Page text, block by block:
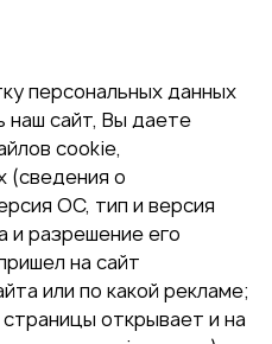
персональных данных
наш сайт, Вы даете
cookie,
(сведения о
ОС, тип и версия
и разрешение его
на сайт
или по какой рекламе;
открывает и на